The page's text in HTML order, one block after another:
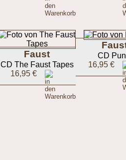
Faust
CD The Faust Tapes
16,95 €
CD
16,95 €